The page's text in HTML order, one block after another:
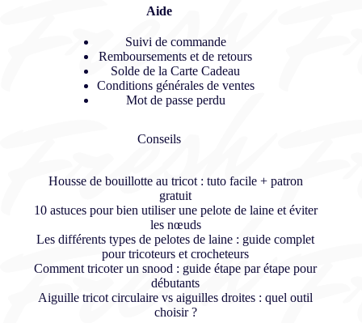
Aide
Suivi de commande
Remboursements et de retours
Solde de la Carte Cadeau
Conditions générales de ventes
Mot de passe perdu
Conseils
Housse de bouillotte au tricot : tuto facile + patron
gratuit
10 astuces pour bien utiliser une pelote de laine et éviter
les nœuds
Les différents types de pelotes de laine : guide complet
pour tricoteurs et crocheteurs
Comment tricoter un snood : guide étape par étape pour
débutants
Aiguille tricot circulaire vs aiguilles droites : quel outil
choisir ?